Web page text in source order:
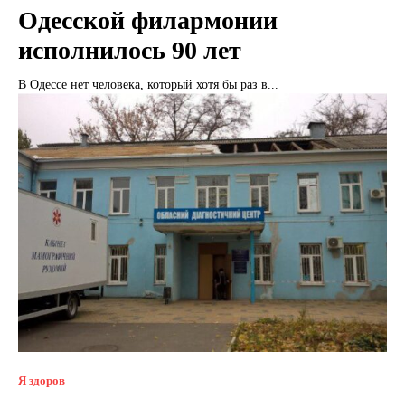
Одесской филармонии
исполнилось 90 лет
В Одессе нет человека, который хотя бы раз в...
Я здоров